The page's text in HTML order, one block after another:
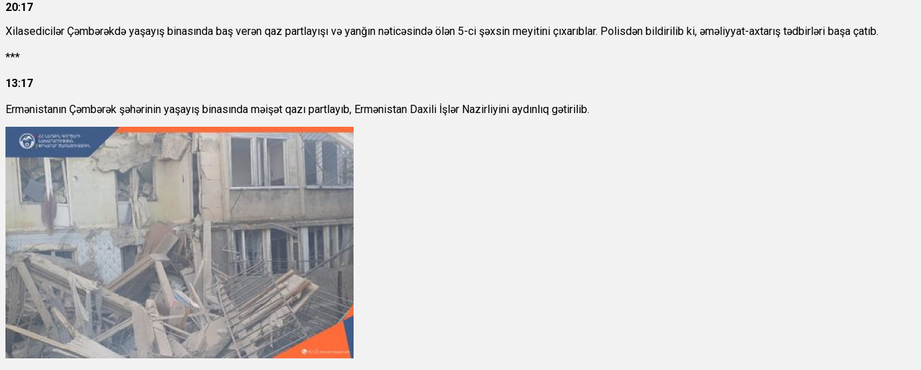
20:17
Xilasedicilər Çəmbərəkdə yaşayış binasında baş verən qaz partlayışı və yanğın nəticəsində ölən 5-ci şəxsin meyitini çıxarıblar. Polisdən bildirilib ki, əməliyyat-axtarış tədbirləri başa çatıb.
***
13:17
Ermənistanın Çəmbərək şəhərinin yaşayış binasında məişət qazı partlayıb, Ermənistan Daxili İşlər Nazirliyini aydınlıq gətirilib.